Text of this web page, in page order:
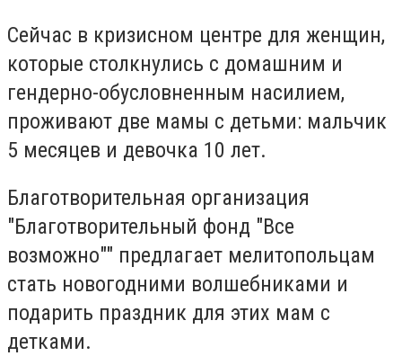
Сейчас в кризисном центре для женщин,
которые столкнулись с домашним и
гендерно-обусловненным насилием,
проживают две мамы с детьми: мальчик
5 месяцев и девочка 10 лет.
Благотворительная организация
"Благотворительный фонд "Все
возможно"" предлагает мелитопольцам
стать новогодними волшебниками и
подарить праздник для этих мам с
детками.